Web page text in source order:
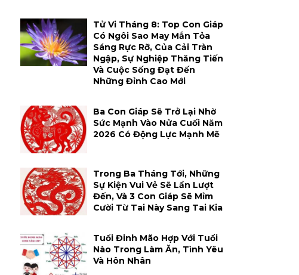
Tử Vi Tháng 8: Top Con Giáp
Có Ngôi Sao May Mắn Tỏa
Sáng Rực Rỡ, Của Cải Tràn
Ngập, Sự Nghiệp Thăng Tiến
Và Cuộc Sống Đạt Đến
Những Đỉnh Cao Mới
Ba Con Giáp Sẽ Trở Lại Nhờ
Sức Mạnh Vào Nửa Cuối Năm
2026 Có Động Lực Mạnh Mẽ
Trong Ba Tháng Tới, Những
Sự Kiện Vui Vẻ Sẽ Lần Lượt
Đến, Và 3 Con Giáp Sẽ Mỉm
Cười Từ Tai Này Sang Tai Kia
Tuổi Đinh Mão Hợp Với Tuổi
Nào Trong Làm Ăn, Tình Yêu
Và Hôn Nhân